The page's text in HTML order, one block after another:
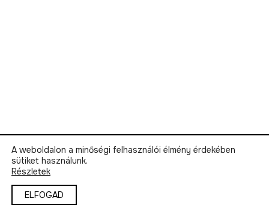
A weboldalon a minőségi felhasználói élmény érdekében
sütiket használunk.
Részletek
ELFOGAD